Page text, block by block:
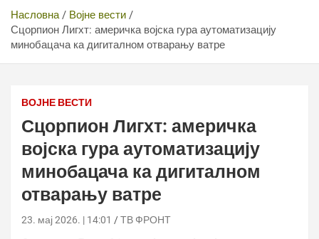
Насловна
Војне вести
Сцорпион Лигхт: америчка војска гура аутоматизацију
минобацача ка дигиталном отварању ватре
ВОЈНЕ ВЕСТИ
Сцорпион Лигхт: америчка
војска гура аутоматизацију
минобацача ка дигиталном
отварању ватре
23. мај 2026. | 14:01 ТВ ФРОНТ